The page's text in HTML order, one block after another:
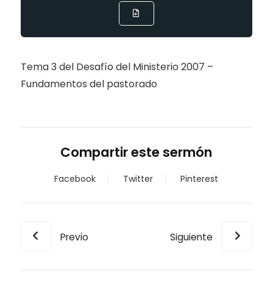
Tema 3 del Desafío del Ministerio 2007 –
Fundamentos del pastorado
Compartir este sermón
Facebook Twitter Pinterest
Previo Siguiente